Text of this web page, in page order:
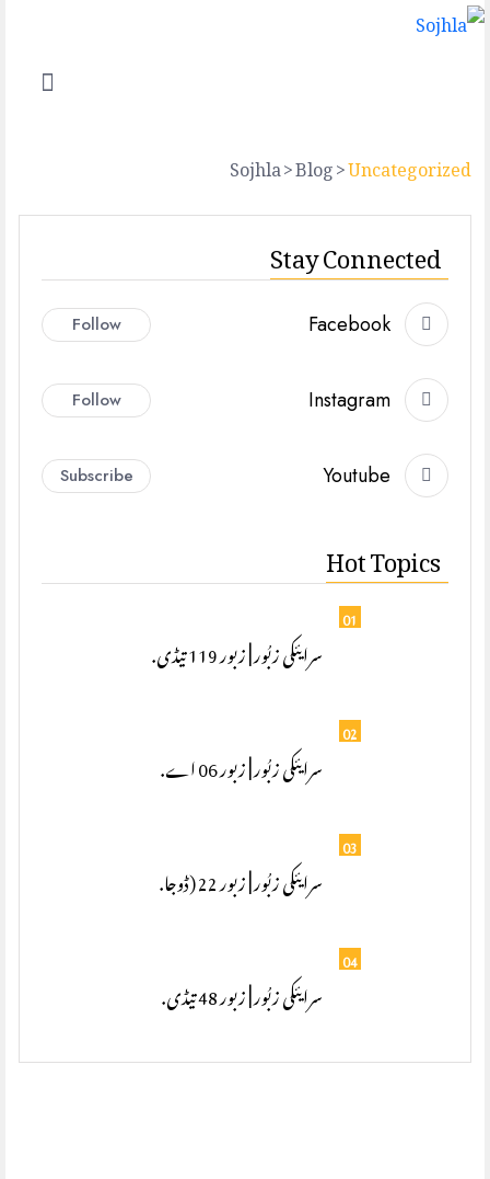
Sojhla>Blog>Uncategorized
Stay Connected
Facebook
Follow
Instagram
Follow
Youtube
Subscribe
Hot Topics
01
سرایئکی زبُور | زبور 119 تیڈی.
02
سرایئکی زبُور | زبور 06 اے.
03
سرایئکی زبُور | زبور 22 (ڈوجا.
04
سرایئکی زبُور | زبور 48 تیڈی.